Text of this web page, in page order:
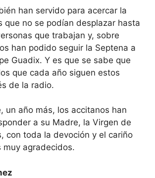
han servido para acercar la
que no se podían desplazar hasta
que trabajan y, sobre
han podido seguir la Septena a
Guadix. Y es que se sabe que
que cada año siguen estos
de la radio.
un año más, los accitanos han
a su Madre, la Virgen de
con toda la devoción y el cariño
muy agradecidos.